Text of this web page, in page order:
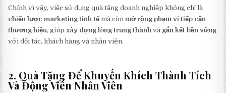
Chính vì vậy, việc sử dụng quà tặng doanh nghiệp không chỉ là
chiến lược marketing tinh tế mà cònmở rộng phạm vi tiếp cận
thương hiệu, giúpxây dựng lòng trung thành và gắn kết bền vững
với đối tác, khách hàng và nhân viên.
2. Quà Tặng Để Khuyến Khích Thành Tích
Và Động Viên Nhân Viên